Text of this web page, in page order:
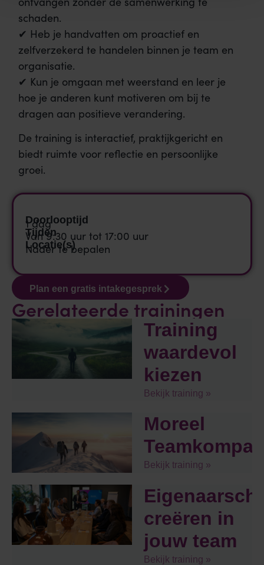
schaden.
✔ Heb je handvatten om proactief en
zelfverzekerd te handelen binnen je team en
organisatie.
✔ Kun je omgaan met weerstand en leer je
hoe je anderen kunt motiveren om bij te
dragen aan positieve verandering.
De training is interactief, praktijkgericht en
biedt ruimte voor reflectie en persoonlijke
groei.
Doorlooptijd
1 dag
Tijden
Van 9:30 uur tot 17:00 uur
Locatie(s)
Nader te bepalen
Plan een gratis intakegesprek
Gerelateerde trainingen
Training
waardevol
kiezen
Bekijk training »
Moreel
Teamkompas
Bekijk training »
creëren in
jouw team
Bekijk training »